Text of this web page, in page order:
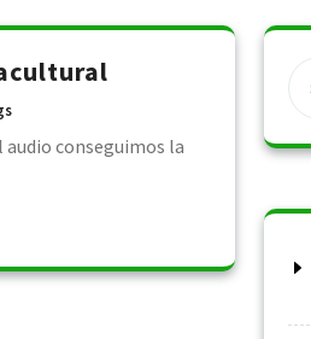
audio conseguimos la